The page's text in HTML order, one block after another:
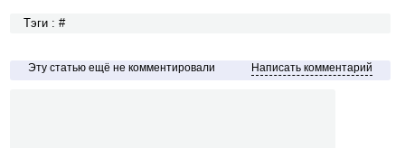
Тэги : #
Эту статью ещё не комментировали Написать комментарий